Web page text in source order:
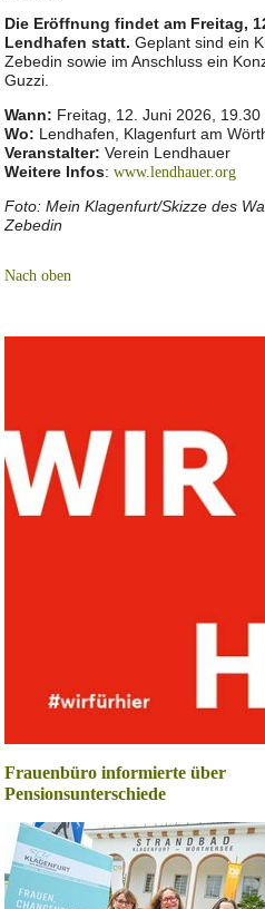
Die Eröffnung findet am Freitag,
Lendhafen statt. Geplant sind ein
Zebedin sowie im Anschluss ein
Guzzi.
Wann: Freitag, 12. Juni 2026, 19.30
Wo: Lendhafen, Klagenfurt am
Veranstalter:Verein Lendhauer
Weitere Infos:www.lendhauer.org
Foto: Mein Klagenfurt/Skizze des
Zebedin
Nach oben
Frauenbüro informierte über
Pensionsunterschiede